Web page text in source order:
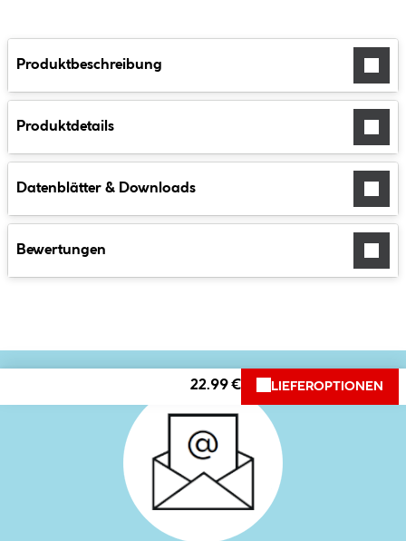
Produktbeschreibung
Produktdetails
Datenblätter & Downloads
Bewertungen
22.99 € LIEFEROPTIONEN